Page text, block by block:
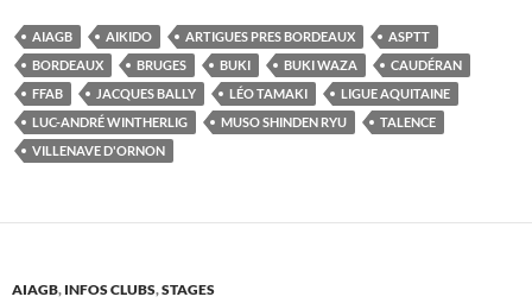
AIAGB AIKIDO ARTIGUES PRES BORDEAUX
ASPTT
BORDEAUX
BRUGES BUKI BUKI WAZA
CAUDÉRAN
FFAB
JACQUES BALLY LÉO TAMAKI
LIGUE AQUITAINE
LUC-ANDRÉ WINTHERLIG
MUSO SHINDEN RYU
TALENCE
VILLENAVE D'ORNON
AIAGB, INFOS CLUBS,STAGES